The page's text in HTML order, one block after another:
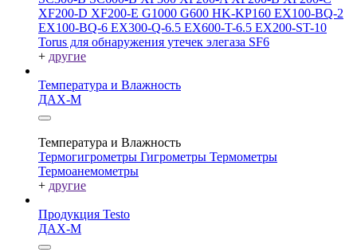
XF200-D XF200-E G1000 G600 HK-KP160 EX100-BQ-2
EX100-BQ-6 EX300-Q-6.5 EX600-T-6.5 EX200-ST-10
Torus для обнаружения утечек элегаза SF6
+ другие
Температура и Влажность
ДАХ-М
Температура и Влажность
Термогигрометры Гигрометры Термометры
Термоанемометры
+ другие
Продукция Testo
ДАХ-М